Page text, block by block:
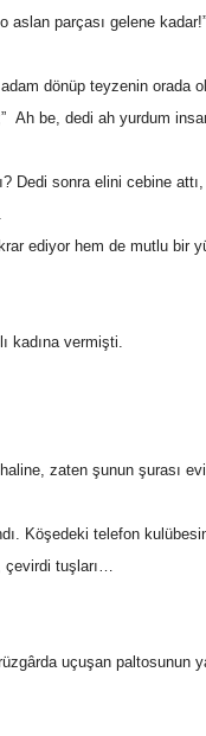
aslan parçası gelene
dönüp teyzenin orada
Ah be, dedi ah yurdum
Dedi sonra elini cebine
ediyor hem de mutlu bir
kadına vermişti.
zaten şunun şurası
Köşedeki telefon
çevirdi tuşları…
uçuşan paltosunun